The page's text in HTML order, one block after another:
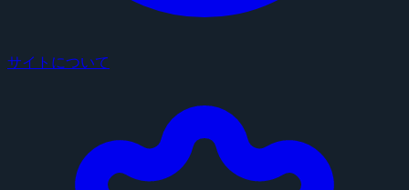
サイトについて